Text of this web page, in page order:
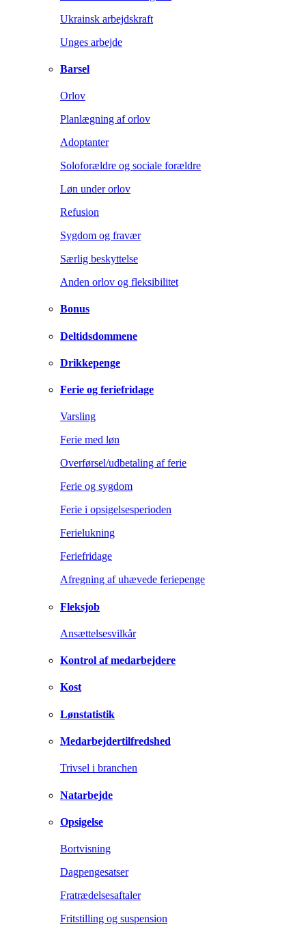
Ukrainsk arbejdskraft
Unges arbejde
Barsel
Orlov
Planlægning af orlov
Adoptanter
Soloforældre og sociale forældre
Løn under orlov
Refusion
Sygdom og fravær
Særlig beskyttelse
Anden orlov og fleksibilitet
Bonus
Deltidsdommene
Drikkepenge
Ferie og feriefridage
Varsling
Ferie med løn
Overførsel/udbetaling af ferie
Ferie og sygdom
Ferie i opsigelsesperioden
Ferielukning
Feriefridage
Afregning af uhævede feriepenge
Fleksjob
Ansættelsesvilkår
Kontrol af medarbejdere
Kost
Lønstatistik
Medarbejdertilfredshed
Trivsel i branchen
Natarbejde
Opsigelse
Bortvisning
Dagpengesatser
Fratrædelsesaftaler
Fritstilling og suspension